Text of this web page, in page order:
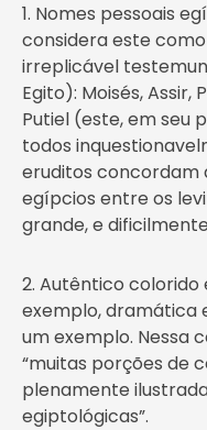
1. Nomes pessoais
considera este
irreplicável
Egito): Moisés, Assir,
Putiel (este, em seu
todos
eruditos concordam
egípcios entre os
grande, e
2. Autêntico colorido
exemplo, dramática
um exemplo. Nessa
“muitas porções de
plenamente
egiptológicas”.